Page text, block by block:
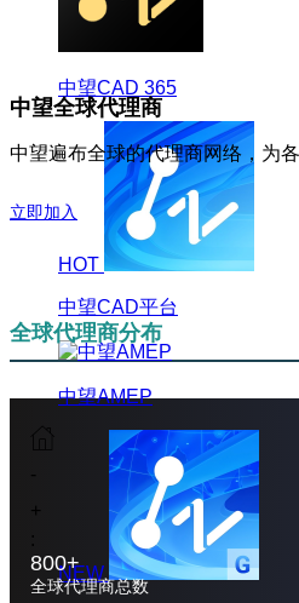
中望CAD 365
HOT
中望CAD平台
中望AMEP
NEW
中望全球代理商
中望遍布全球的代理商网络，为
立即加入
全球代理商分布
-
+
:
800+
全球代理商总数